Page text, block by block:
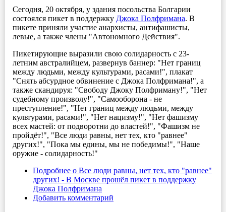
Сегодня, 20 октября, у здания посольства Болгарии
состоялся пикет в поддержку Джока Полфримана. В
пикете приняли участие анархисты, антифашисты,
левые, а также члены "Автономного Действия".
Пикетирующие выразили свою солидарность с 23-
летним австралийцем, развернув баннер: "Нет границ
между людьми, между культурами, расами!", плакат
"Снять абсурдное обвинение с Джока Полфримана!", а
также скандируя: "Свободу Джоку Полфриману!", "Нет
судебному произволу!", "Самооборона - не
преступление!", "Нет границ между людьми, между
культурами, расами!", "Нет нацизму!", "Нет фашизму
всех мастей: от подворотни до властей!", "Фашизм не
пройдёт!", "Все люди равны, нет тех, кто "равнее"
других!", "Пока мы едины, мы не победимы!", "Наше
оружие - солидарность!"
Подробнее о Все люди равны, нет тех, кто "равнее"
других! - В Москве прошёл пикет в поддержку
Джока Полфримана
Добавить комментарий